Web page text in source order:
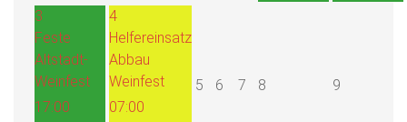
3
Feste
Altstadt-
Weinfest
17:00
4
Helfereinsatz
Abbau
Weinfest
07:00
5 6 7 8 9